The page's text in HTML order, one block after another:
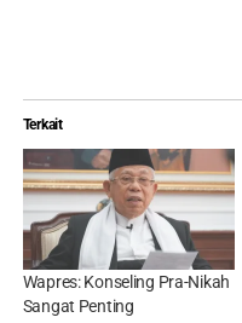
Terkait
Wapres: Konseling Pra-Nikah
Sangat Penting